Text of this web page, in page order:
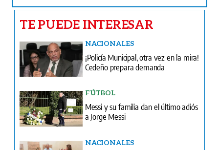
TE PUEDE INTERESAR
NACIONALES
¡Policía Municipal, otra vez en la mira!
Cedeño prepara demanda
FÚTBOL
Messi y su familia dan el último adiós
a Jorge Messi
NACIONALES